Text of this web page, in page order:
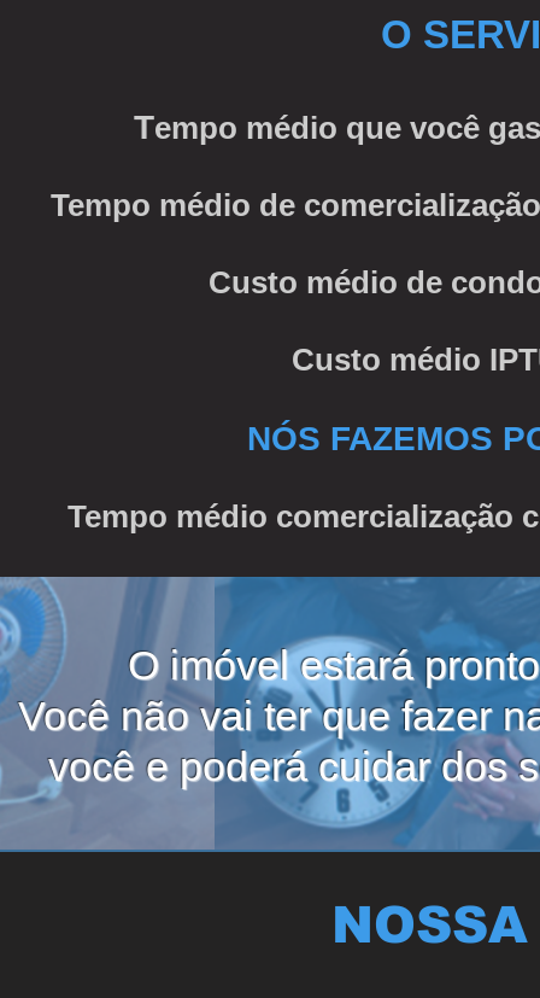
O
Tempo médio que você
Tempo médio de
Custo médio de
Custo médio
NÓS FAZEMOS
Tempo médio comercialização
O imóvel estará
Você não vai ter que fazer
você e poderá cuidar dos